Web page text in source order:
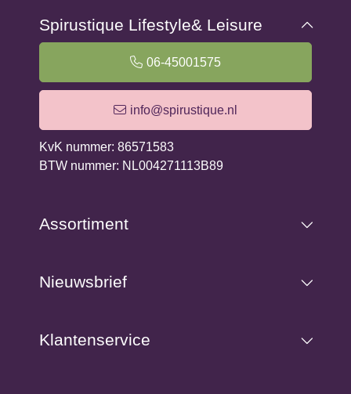
en zijn een waardevolle aanvulling op een meditatie- of
Deze set bestaat uit 50 prachtig geïllustreerde kaarten,
gedrukt op hoogwaardig materiaal voor langdurig
gebruik. De kaarten zijn verpakt in een stevige doos die
ze beschermt en gemakkelijk mee te nemen is.
Spirustique Lifestyle& Leisure
06-45001575
info@spirustique.nl
KvK nummer: 86571583
BTW nummer: NL004271113B89
Assortiment
Nieuwsbrief
Klantenservice